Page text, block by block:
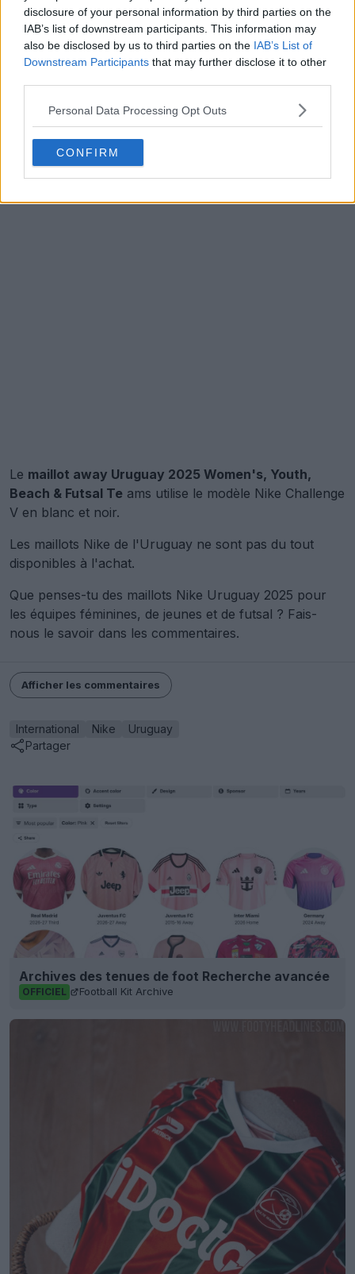
disclosure of your personal information by third parties on the
IAB’s list of downstream participants. This information may
also be disclosed by us to third parties on the IAB’s List of
Downstream Participants that may further disclose it to other
Personal Data Processing Opt Outs
CONFIRM
Le maillot away Uruguay 2025 Women's, Youth,
Beach & Futsal Te ams utilise le modèle Nike Challenge
V en blanc et noir.
Les maillots Nike de l'Uruguay ne sont pas du tout
disponibles à l'achat.
Que penses-tu des maillots Nike Uruguay 2025 pour
les équipes féminines, de jeunes et de futsal ? Fais-
nous le savoir dans les commentaires.
Afficher les commentaires
International Nike
Uruguay
Partager
Archives des tenues de foot Recherche avancée
OFFICIEL Football Kit Archive